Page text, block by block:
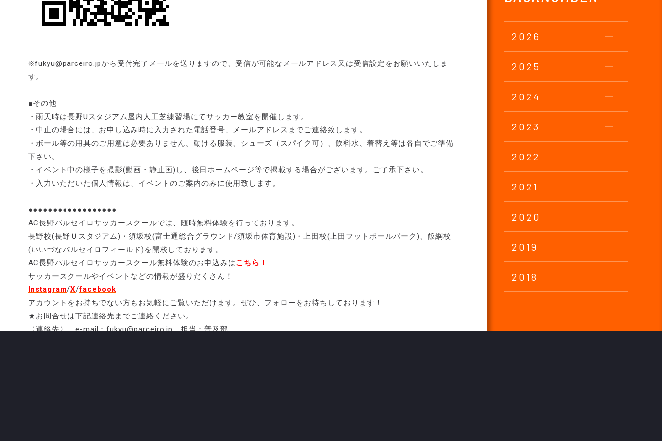
2026
2025
2024
2023
2022
2021
2020
2019
2018
※fukyu@parceiro.jpから受付完了メールを送りますので、受信が可能なメールアドレス又は受信設定をお願いいたしま
す。
■その他
・雨天時は長野Uスタジアム屋内人工芝練習場にてサッカー教室を開催します。
・中止の場合には、お申し込み時に入力された電話番号、メールアドレスまでご連絡致します。
・ボール等の用具のご用意は必要ありません。動ける服装、シューズ（スパイク可）、飲料水、着替え等は各自でご準備
下さい。
・イベント中の様子を撮影(動画・静止画)し、後日ホームページ等で掲載する場合がございます。ご了承下さい。
・入力いただいた個人情報は、イベントのご案内のみに使用致します。
●●●●●●●●●●●●●●●●●●
AC長野パルセイロサッカースクールでは、随時無料体験を行っております。
長野校(長野Ｕスタジアム)・須坂校(富士通総合グラウンド/須坂市体育施設)・上田校(上田フットボールパーク)、飯綱校
(いいづなパルセイロフィールド)を開校しております。
AC長野パルセイロサッカースクール無料体験のお申込みはこちら！
サッカースクールやイベントなどの情報が盛りだくさん！
Instagram/X/facebook
アカウントをお持ちでない方もお気軽にご覧いただけます。ぜひ、フォローをお待ちしております！
★お問合せは下記連絡先までご連絡ください。
〈連絡先〉 e-mail：fukyu@parceiro.jp 担当：普及部